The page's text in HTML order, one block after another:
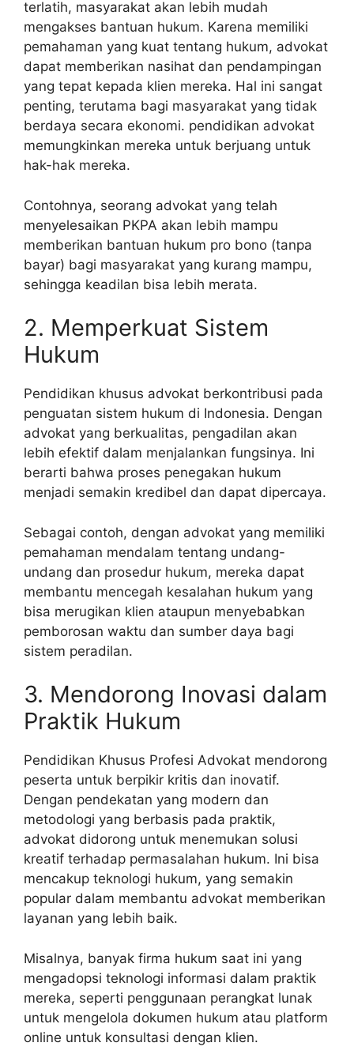
terlatih, masyarakat akan lebih mudah
mengakses bantuan hukum. Karena memiliki
pemahaman yang kuat tentang hukum, advokat
dapat memberikan nasihat dan pendampingan
yang tepat kepada klien mereka. Hal ini sangat
penting, terutama bagi masyarakat yang tidak
berdaya secara ekonomi. pendidikan advokat
memungkinkan mereka untuk berjuang untuk
hak-hak mereka.
Contohnya, seorang advokat yang telah
menyelesaikan PKPA akan lebih mampu
memberikan bantuan hukum pro bono (tanpa
bayar) bagi masyarakat yang kurang mampu,
sehingga keadilan bisa lebih merata.
2. Memperkuat Sistem
Hukum
Pendidikan khusus advokat berkontribusi pada
penguatan sistem hukum di Indonesia. Dengan
advokat yang berkualitas, pengadilan akan
lebih efektif dalam menjalankan fungsinya. Ini
berarti bahwa proses penegakan hukum
menjadi semakin kredibel dan dapat dipercaya.
Sebagai contoh, dengan advokat yang memiliki
pemahaman mendalam tentang undang-
undang dan prosedur hukum, mereka dapat
membantu mencegah kesalahan hukum yang
bisa merugikan klien ataupun menyebabkan
pemborosan waktu dan sumber daya bagi
sistem peradilan.
3. Mendorong Inovasi dalam
Praktik Hukum
Pendidikan Khusus Profesi Advokat mendorong
peserta untuk berpikir kritis dan inovatif.
Dengan pendekatan yang modern dan
metodologi yang berbasis pada praktik,
advokat didorong untuk menemukan solusi
kreatif terhadap permasalahan hukum. Ini bisa
mencakup teknologi hukum, yang semakin
popular dalam membantu advokat memberikan
layanan yang lebih baik.
Misalnya, banyak firma hukum saat ini yang
mengadopsi teknologi informasi dalam praktik
mereka, seperti penggunaan perangkat lunak
untuk mengelola dokumen hukum atau platform
online untuk konsultasi dengan klien.